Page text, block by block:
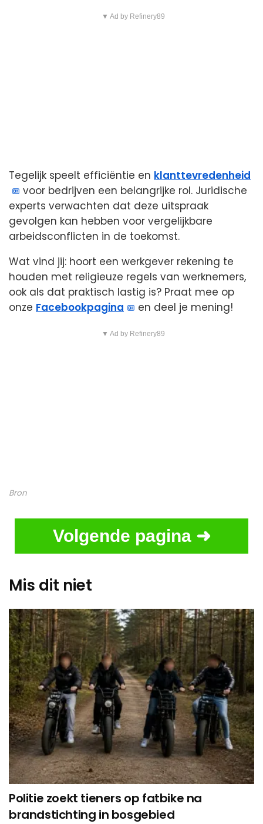
▼ Ad by Refinery89
Tegelijk speelt efficiëntie en klanttevredenheid
voor bedrijven een belangrijke rol. Juridische
experts verwachten dat deze uitspraak
gevolgen kan hebben voor vergelijkbare
arbeidsconflicten in de toekomst.
Wat vind jij: hoort een werkgever rekening te
houden met religieuze regels van werknemers,
ook als dat praktisch lastig is? Praat mee op
onze Facebookpagina en deel je mening!
▼ Ad by Refinery89
Bron
Volgende pagina ➜
Mis dit niet
Politie zoekt tieners op fatbike na
brandstichting in bosgebied